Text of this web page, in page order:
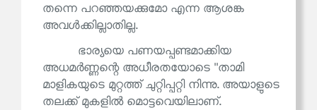
തന്നെ പറഞ്ഞയക്കുമോ എന്ന ആശങ്ക
അവൾക്കില്ലാതില്ല.
ഭാര്യയെ പണയപ്പണ്ടമാക്കിയ
അധമർണ്ണന്റെ അധീരതയോടെ ''താമി
മാളികയുടെ മുറ്റത്ത് ചുറ്റിപ്പറ്റി നിന്നു. അയാളുടെ
തലക്ക് മുകളിൽ മൊട്ടവെയിലാണ്.